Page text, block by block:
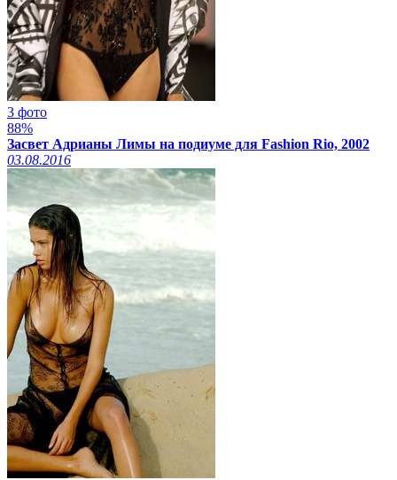
3 фото
88%
Засвет Адрианы Лимы на подиуме для Fashion Rio, 2002
03.08.2016